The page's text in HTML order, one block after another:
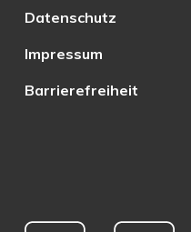
Datenschutz
Impressum
Barrierefreiheit